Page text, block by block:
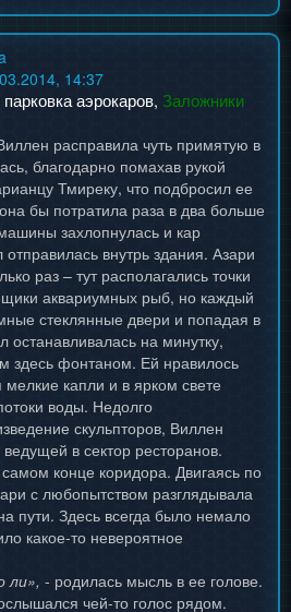
14:37
аэрокаров, Заложники
расправила чуть примятую в
благодарно помахав рукой
Тмиреку, что подбросил ее
бы потратила раза в два больше
захлопнулась и кар
внутрь здания. Азари
раз – тут располагались точки
аквариумных рыб, но каждый
стеклянные двери и попадая в
останавливалась на минутку,
здесь фонтаном. Ей нравилось
мелкие капли и в ярком свете
воды. Недолго
скульпторов, Виллен
в сектор ресторанов.
конце коридора. Двигаясь по
с любопытством разглядывала
пути. Здесь всегда было немало
какое-то невероятное
ли», - родилась мысль в ее голове.
чей-то голос рядом.